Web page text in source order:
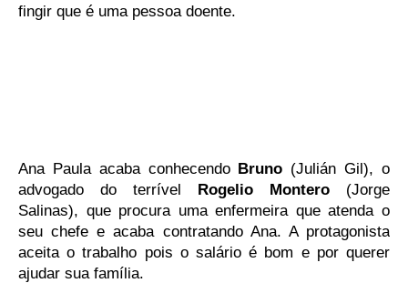
fingir que é uma pessoa doente.
Ana Paula acaba conhecendo Bruno (Julián Gil), o
advogado do terrível Rogelio Montero (Jorge
Salinas), que procura uma enfermeira que atenda o
seu chefe e acaba contratando Ana. A protagonista
aceita o trabalho pois o salário é bom e por querer
ajudar sua família.